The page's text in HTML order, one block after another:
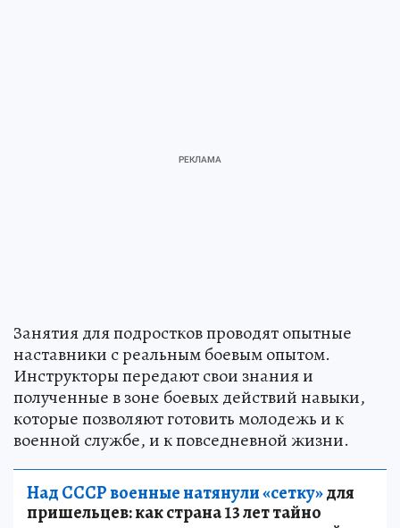
Занятия для подростков проводят опытные
наставники с реальным боевым опытом.
Инструкторы передают свои знания и
полученные в зоне боевых действий навыки,
которые позволяют готовить молодежь и к
военной службе, и к повседневной жизни.
Над СССР военные натянули «сетку»для
пришельцев: как страна 13 лет тайно